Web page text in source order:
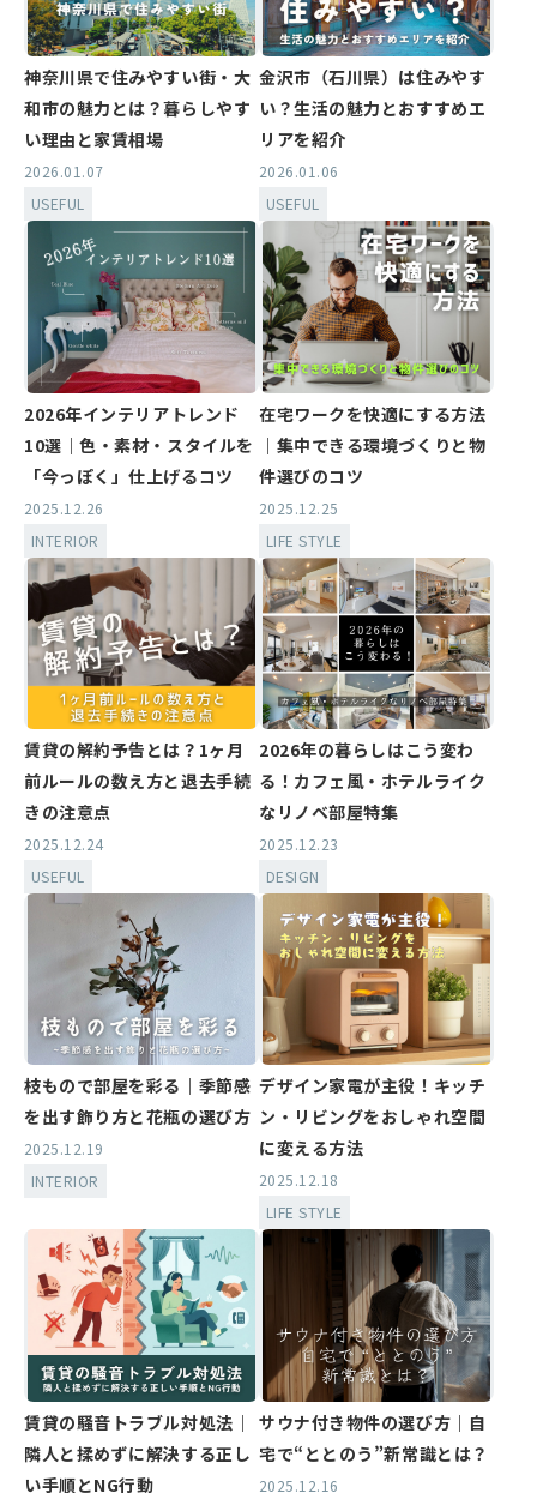
神奈川県で住みやすい街・大
和市の魅力とは？暮らしやす
い理由と家賃相場
2026.01.07
USEFUL
金沢市（石川県）は住みやす
い？生活の魅力とおすすめエ
リアを紹介
2026.01.06
USEFUL
2026年インテリアトレンド
10選｜色・素材・スタイルを
「今っぽく」仕上げるコツ
2025.12.26
INTERIOR
在宅ワークを快適にする方法
｜集中できる環境づくりと物
件選びのコツ
2025.12.25
LIFE STYLE
賃貸の解約予告とは？1ヶ月
前ルールの数え方と退去手続
きの注意点
2025.12.24
USEFUL
2026年の暮らしはこう変わ
る！カフェ風・ホテルライク
なリノベ部屋特集
2025.12.23
DESIGN
枝もので部屋を彩る｜季節感
を出す飾り方と花瓶の選び方
2025.12.19
INTERIOR
デザイン家電が主役！キッチ
ン・リビングをおしゃれ空間
に変える方法
2025.12.18
LIFE STYLE
賃貸の騒音トラブル対処法｜
隣人と揉めずに解決する正し
い手順とNG行動
サウナ付き物件の選び方｜自
宅で“ととのう”新常識とは？
2025.12.16